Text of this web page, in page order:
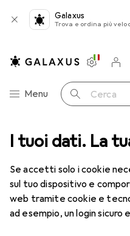
I tuoi dati. La
Se accetti solo i cookie
sul tuo dispositivo e
web tramite cookie e
ad esempio, un login sicuro
Galaxus
Trova e ordina più
Categoria Navigazione
Menu Cerca
Impostazioni
Conto
Liste di
Liste dei
Carrello
esagonale Koken Set di chiavi
EUR
169,–
Koken
Set